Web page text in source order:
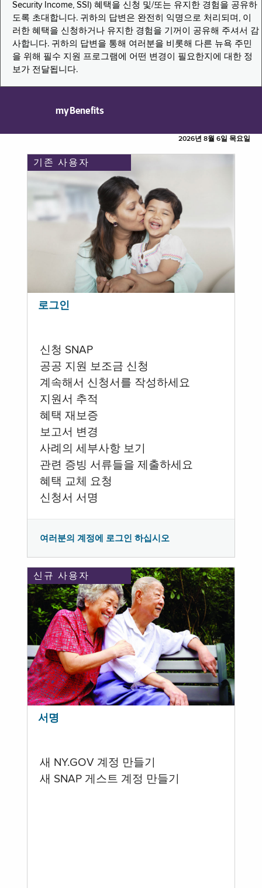
Security Income, SSI) 혜택을 신청 및/또는 유지한 경험을 공유하
도록 초대합니다. 귀하의 답변은 완전히 익명으로 처리되며, 이
러한 혜택을 신청하거나 유지한 경험을 기꺼이 공유해 주셔서 감
사합니다. 귀하의 답변을 통해 여러분을 비롯해 다른 뉴욕 주민
을 위해 필수 지원 프로그램에 어떤 변경이 필요한지에 대한 정
보가 전달됩니다.
myBenefits
2026년 8월 6일 목요일
기존 사용자
로그인
신청 SNAP
공공 지원 보조금 신청
계속해서 신청서를 작성하세요
지원서 추적
혜택 재보증
보고서 변경
사례의 세부사항 보기
관련 증빙 서류들을 제출하세요
혜택 교체 요청
신청서 서명
여러분의 계정에 로그인 하십시오
신규 사용자
서명
새 NY.GOV 계정 만들기
새 SNAP 게스트 계정 만들기